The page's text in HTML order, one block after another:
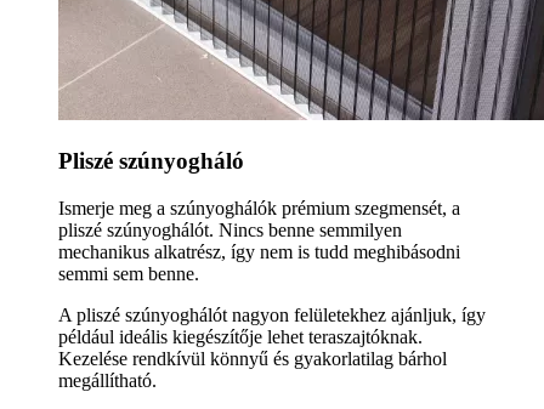
Pliszé szúnyogháló
Ismerje meg a szúnyoghálók prémium szegmensét, a
pliszé szúnyoghálót. Nincs benne semmilyen
mechanikus alkatrész, így nem is tudd meghibásodni
semmi sem benne.
A pliszé szúnyoghálót nagyon felületekhez ajánljuk, így
például ideális kiegészítője lehet teraszajtóknak.
Kezelése rendkívül könnyű és gyakorlatilag bárhol
megállítható.